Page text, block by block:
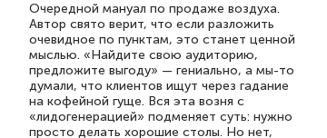
Очередной мануал по продаже воздуха.
Автор свято верит, что если разложить
очевидное по пунктам, это станет ценной
мыслью. «Найдите свою аудиторию,
предложите выгоду» — гениально, а мы-то
думали, что клиентов ищут через гадание
на кофейной гуще. Вся эта возня с
«лидогенерацией» подменяет суть: нужно
просто делать хорошие столы. Но нет,